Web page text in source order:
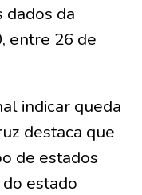
dados da
entre 26 de
indicar queda
destaca que
de estados
estado